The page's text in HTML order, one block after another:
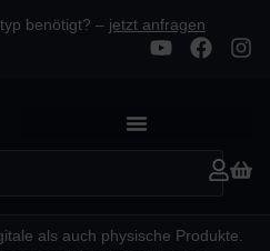
benötigt? – jetzt anfragen
als auch physische Produkte.